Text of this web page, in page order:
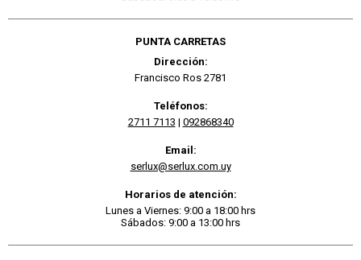
PUNTA CARRETAS
Dirección:
Francisco Ros 2781
Teléfonos:
2711 7113 | 092868340
Email:
serlux@serlux.com.uy
Horarios de atención:
Lunes a Viernes: 9:00 a 18:00 hrs
Sábados: 9:00 a 13:00 hrs